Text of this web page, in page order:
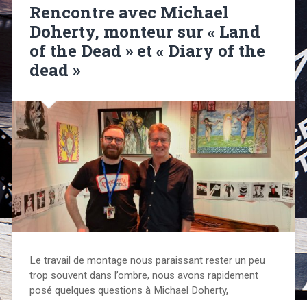
Rencontre avec Michael
Doherty, monteur sur « Land
of the Dead » et « Diary of the
dead »
Le travail de montage nous paraissant rester un peu
trop souvent dans l’ombre, nous avons rapidement
posé quelques questions à Michael Doherty,